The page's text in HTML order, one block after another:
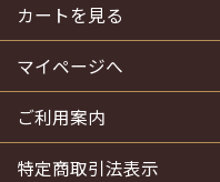
カートを見る
マイページへ
ご利用案内
特定商取引法表示